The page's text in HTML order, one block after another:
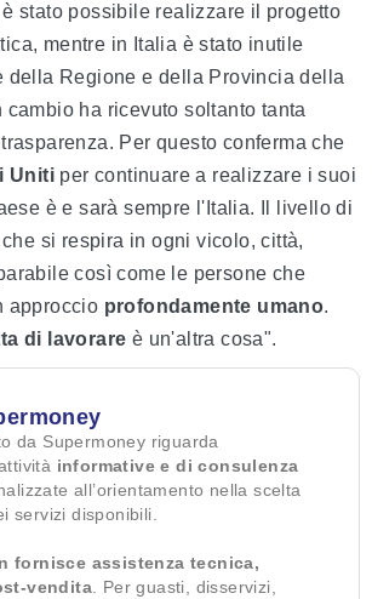
stato possibile realizzare il progetto
mentre in Italia è stato inutile
della Regione e della Provincia della
cambio ha ricevuto soltanto tanta
Per questo conferma che
Uniti per continuare a realizzare i suoi
è e sarà sempre l'Italia. Il livello di
si respira in ogni vicolo, città,
così come le persone che
approccio profondamente umano.
di lavorare è un'altra cosa".
da Supermoney riguarda
informative e di consulenza
all’orientamento nella scelta
servizi disponibili.
fornisce assistenza tecnica,
vendita . Per guasti, disservizi,